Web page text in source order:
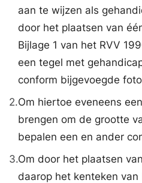
aan te wijzen als
door het plaatsen van
Bijlage 1 van het RVV
een tegel met
conform bijgevoegde
2.Om hiertoe eveneens
brengen om de grootte
bepalen een en ander
3.Om door het plaatsen
daarop het kenteken